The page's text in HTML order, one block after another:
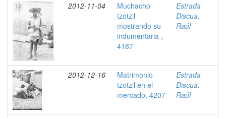
2012-11-04
Muchacho
tzotzil
mostrando su
indumentaria ,
4187
Estrada
Discua,
Raúl
2012-12-16
Matrimonio
tzotzil en el
mercado, 4207
Estrada
Discua,
Raúl